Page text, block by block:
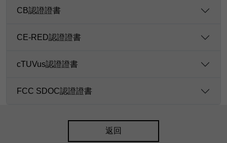
CB認證證書
CE-RED認證證書
cTUVus認證證書
FCC SDOC認證證書
返回